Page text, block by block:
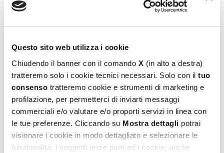
Questo sito web utilizza i cookie
Chiudendo il banner con il comando X (in alto a destra)
tratteremo solo i cookie tecnici necessari. Solo con il tuo
consenso tratteremo cookie e strumenti di marketing e
profilazione, per permetterci di inviarti messaggi
commerciali e/o valutare e/o proporti servizi in linea con
le tue preferenze. Cliccando su Mostra dettagli potrai
visionare i cookie in modo dettagliato e selezionare le
funzionalità, i soggetti terze parti ed i cookie, anche
14,99€
Aggiungi al carrello